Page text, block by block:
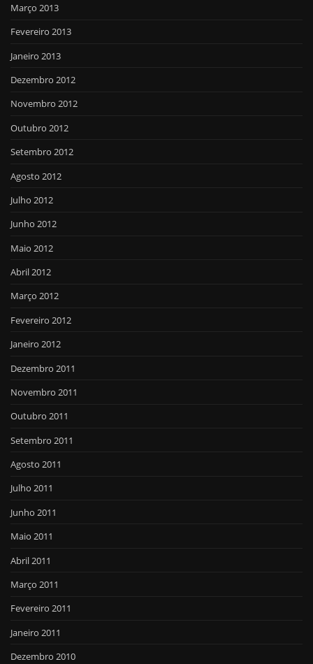
Março 2013
Fevereiro 2013
Janeiro 2013
Dezembro 2012
Novembro 2012
Outubro 2012
Setembro 2012
Agosto 2012
Julho 2012
Junho 2012
Maio 2012
Abril 2012
Março 2012
Fevereiro 2012
Janeiro 2012
Dezembro 2011
Novembro 2011
Outubro 2011
Setembro 2011
Agosto 2011
Julho 2011
Junho 2011
Maio 2011
Abril 2011
Março 2011
Fevereiro 2011
Janeiro 2011
Dezembro 2010